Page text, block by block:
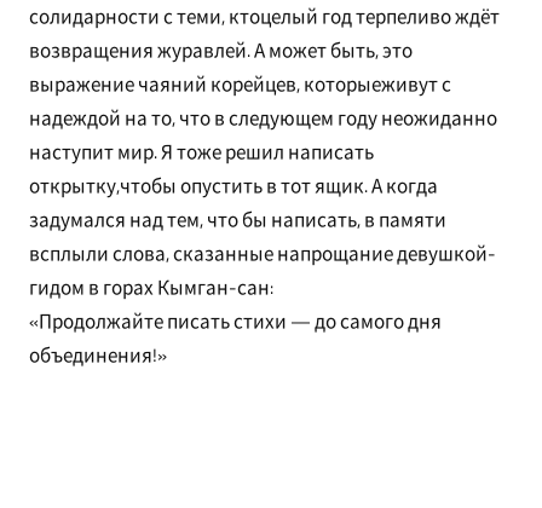
солидарности с теми, ктоцелый год терпеливо ждёт
возвращения журавлей. А может быть, это
выражение чаяний корейцев, которыеживут с
надеждой на то, что в следующем году неожиданно
наступит мир. Я тоже решил написать
открытку,чтобы опустить в тот ящик. А когда
задумался над тем, что бы написать, в памяти
всплыли слова, сказанные напрощание девушкой-
гидом в горах Кымган-сан:
«Продолжайте писать стихи — до самого дня
объединения!»